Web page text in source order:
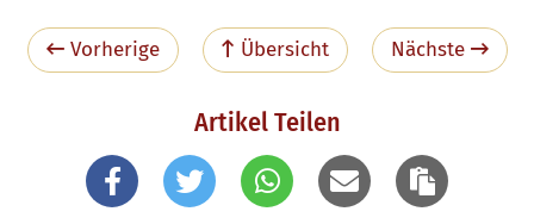
Vorherige Übersicht Nächste
Artikel Teilen